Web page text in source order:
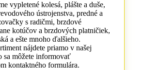
vypletené kolesá, plášte a duše,
ústrojenstva, predné a
s radičmi, brzdové
kotúčov a brzdových platničiek,
a ešte mnoho ďalšieho.
nájdete priamo v našej
sa môžete informovať
kontaktného formulára.